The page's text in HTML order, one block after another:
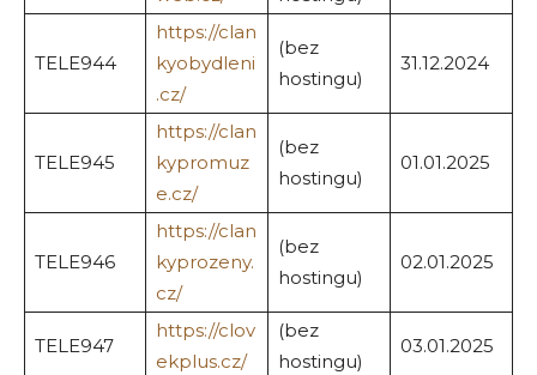
TELE944
https://clan
kyobydleni
.cz/
(bez
hostingu)
31.12.2024
TELE945
https://clan
kypromuz
e.cz/
(bez
hostingu)
01.01.2025
TELE946
https://clan
kyprozeny.
cz/
(bez
hostingu)
02.01.2025
TELE947
https://clov
ekplus.cz/
(bez
hostingu)
03.01.2025